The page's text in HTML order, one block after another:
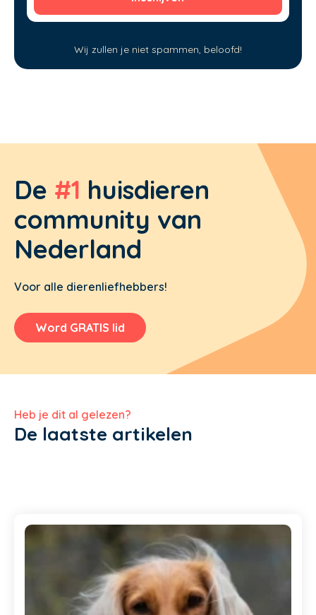
Wij zullen je niet spammen, beloofd!
De #1 huisdieren
community van
Nederland
Voor alle dierenliefhebbers!
Word GRATIS lid
Heb je dit al gelezen?
De laatste artikelen